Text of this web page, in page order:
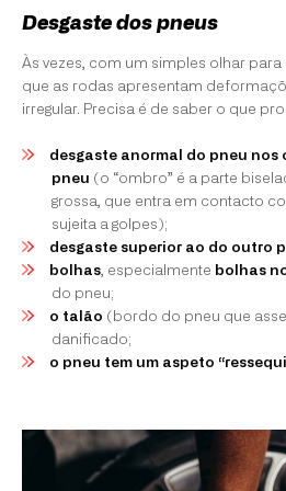
Desgaste dos pneus
Às vezes, com um simples olhar
que as rodas apresentam
irregular. Precisa é de saber o que
desgaste anormal do pneu nos
pneu (o “ombro” é a parte
grossa, que entra em contacto
sujeita a golpes);
desgaste superior ao do outro
bolhas, especialmente bolhas
do pneu;
o talão (bordo do pneu que
danificado;
o pneu tem um aspeto